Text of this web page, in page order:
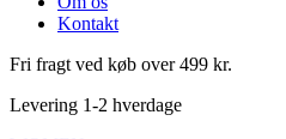
Kontakt
Fri fragt ved køb over 499 kr.
Levering 1-2 hverdage